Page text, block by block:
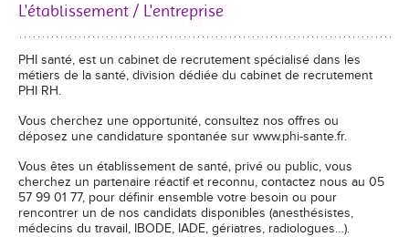
L'établissement / L'entreprise
PHI santé, est un cabinet de recrutement spécialisé dans les
métiers de la santé, division dédiée du cabinet de recrutement
PHI RH.
Vous cherchez une opportunité, consultez nos offres ou
déposez une candidature spontanée sur www.phi-sante.fr.
Vous êtes un établissement de santé, privé ou public, vous
cherchez un partenaire réactif et reconnu, contactez nous au 05
57 99 01 77, pour définir ensemble votre besoin ou pour
rencontrer un de nos candidats disponibles (anesthésistes,
médecins du travail, IBODE, IADE, gériatres, radiologues…).